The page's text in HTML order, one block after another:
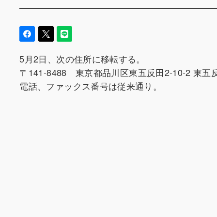
5月2日、次の住所に移転する。
〒141-8488 東京都品川区東五反田2-10-2 東五
電話、ファックス番号は従来通り。